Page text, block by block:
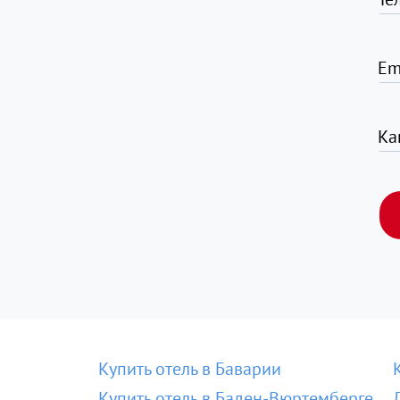
Купить отель в Баварии